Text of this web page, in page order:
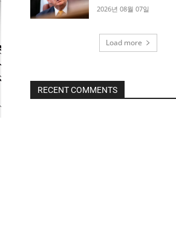
2026년 08월 07일
Load more
RECENT COMMENTS